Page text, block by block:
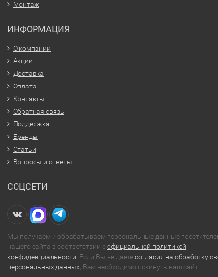
Монтаж
ИНФОРМАЦИЯ
О компании
Акции
Доставка
Оплата
Контакты
Обратная связь
Поддержка
Бренды
Статьи
Вопросы и ответы
СОЦСЕТИ
Мы получаем и обрабатываем персональные данные
нашего сайта в соответствии софициальной политикой
конфиденциальности. Если Вы не даетесогласия на обработку
персональных данных, Вам необходимо покинуть наш сайт.